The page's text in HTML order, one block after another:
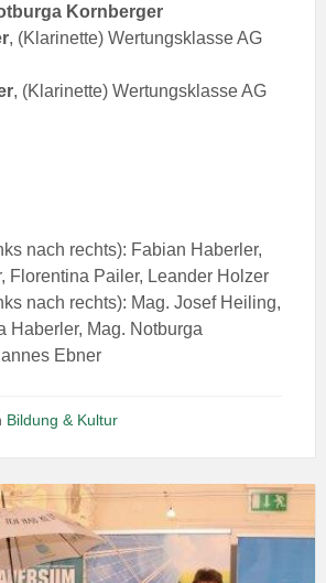
Kornberger
, (Klarinette) Wertungsklasse AG
, (Klarinette) Wertungsklasse AG
nach rechts): Fabian Haberler,
Florentina Pailer, Leander Holzer
nach rechts): Mag. Josef Heiling,
Haberler, Mag. Notburga
Ebner
Bildung & Kultur